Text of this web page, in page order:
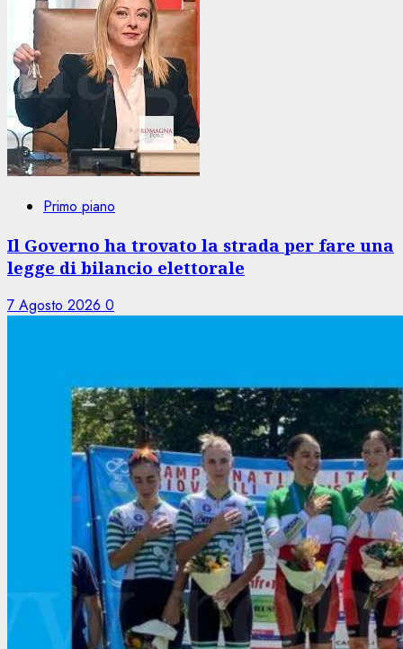
Primo piano
Il Governo ha trovato la strada per fare una
legge di bilancio elettorale
7 Agosto 2026 0